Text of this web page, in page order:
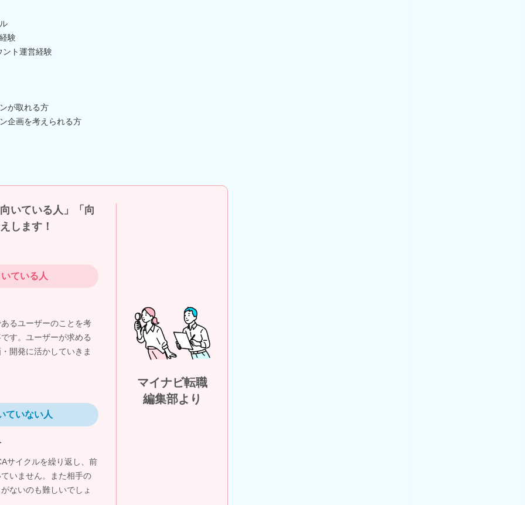
験
ト運営経験
が取れる方
企画を考えられる方
いている人」「向
します！
ている人
るユーザーのことを考
す。ユーザーが求める
開発に活かしていきま
ていない人
サイクルを繰り返し、前
いません。また相手の
ないのも難しいでしょ
マイナビ転職
編集部より